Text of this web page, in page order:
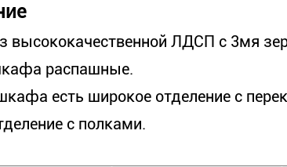
ЛДСП с 3мя
распашные.
есть широкое отделение с
с полками.